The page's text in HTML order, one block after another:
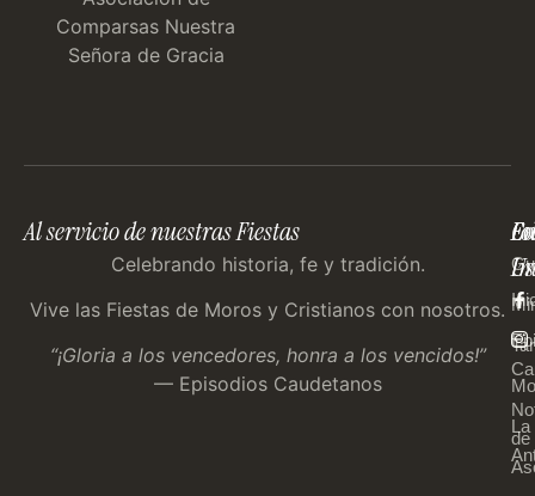
Comparsas Nuestra
Señora de Gracia
Al servicio de nuestras Fiestas
Celebrando historia, fe y tradición.
Vive las Fiestas de Moros y Cristianos con nosotros.
“¡Gloria a los vencedores, honra a los vencidos!”
— Episodios Caudetanos
de
La
Us